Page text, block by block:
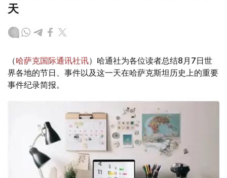
天
（哈萨克国际通讯社讯）哈通社为各位读者总结8月7日世
界各地的节日、事件以及这一天在哈萨克斯坦历史上的重要
事件纪录简报。